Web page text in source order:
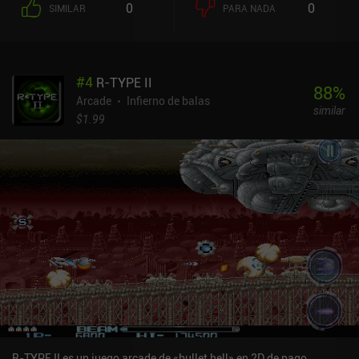
dos ocupa su lugar. El objetivo es derrotar al desafiante jefe
Cada héroe tiene sus propias estadísticas, ataques y habilidades
especiales, lo que hace que algunos sean mejores enfrentándose a
grupos de enemigos y otros a jefes.Se puede jugar a cada nivel en
acometida de jefes. Una vez completado todo, la principal
rejugabilidad consiste en intentar superar nuestras puntuaciones
más altas.Hay balas por todas partes en Bullet Hell Heroes, y
como ganamos maná para nuestra habilidad especial más rápido
si atajamos las balas que nos llegan, estamos realmente
incentivados a estar constantemente tan cerca de la muerte como
sea posible.Bullet Hell Heroes se monetiza mediante anuncios
forzados después de cada nivel, anuncios incentivados e iAPs de
3,99 $ para eliminar todos los anuncios, desbloquear
instantáneamente a todos los héroes o ganar un montón de oro.
Estas compras no son necesarias, pero eliminar los frecuentes
anuncios crea la mejor experiencia.
SIMILAR 0 PARA NADA 0
#4 R-TYPE II
Arcade
Infierno de balas
$1.99
88%
similar